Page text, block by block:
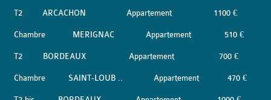
T2 ARCACHON Appartement 1100 €
Chambre MERIGNAC Appartement 510 €
T2 BORDEAUX Appartement 700 €
Chambre SAINT-LOUB .. Appartement 470 €